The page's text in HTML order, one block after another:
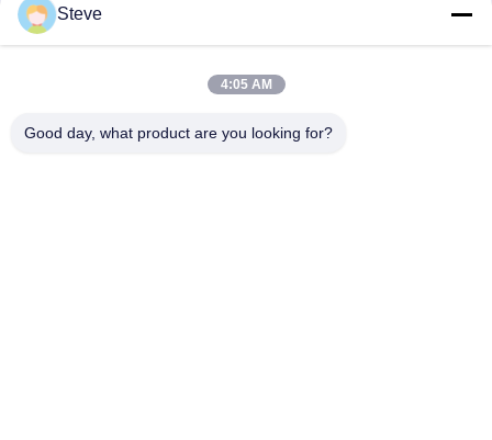
κορυφή
Steve
4:05 AM
Good day, what product are you looking for?